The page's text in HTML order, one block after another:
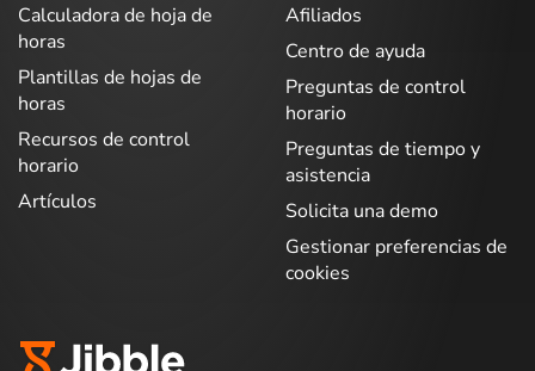
Calculadora de hoja de
horas
Plantillas de hojas de
horas
Recursos de control
horario
Artículos
Afiliados
Centro de ayuda
Preguntas de control
horario
Preguntas de tiempo y
asistencia
Solicita una demo
Gestionar preferencias de
cookies